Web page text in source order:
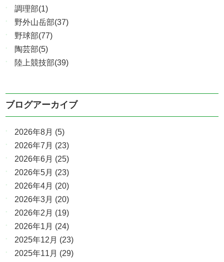
調理部(1)
野外山岳部(37)
野球部(77)
陶芸部(5)
陸上競技部(39)
ブログアーカイブ
2026年8月 (5)
2026年7月 (23)
2026年6月 (25)
2026年5月 (23)
2026年4月 (20)
2026年3月 (20)
2026年2月 (19)
2026年1月 (24)
2025年12月 (23)
2025年11月 (29)